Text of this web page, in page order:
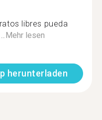
libres pueda
Mehr lesen
herunterladen